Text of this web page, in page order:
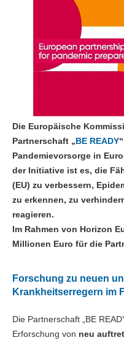
Die Europäische
Partnerschaft „BE READY
Pandemievorsorge in
der Initiative ist es, die
(EU) zu verbessern,
zu erkennen, zu
reagieren.
Im Rahmen von Horizon
Millionen Euro für die
Forschung zu neuen
Krankheitserregern im
Die Partnerschaft „BE
Erforschung von neu